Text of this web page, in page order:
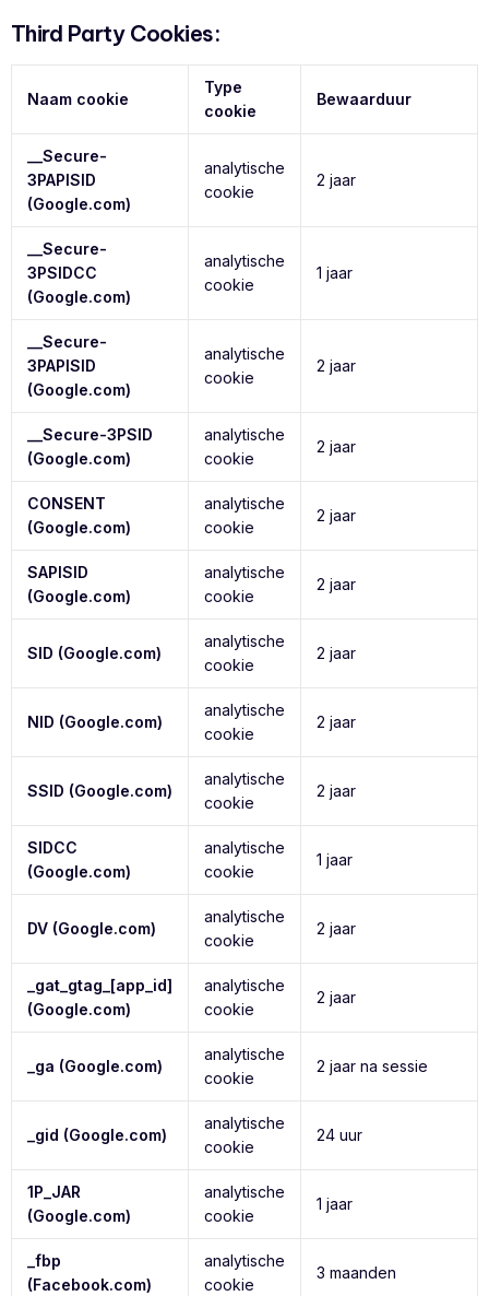
Third Party Cookies:
Naam cookie
Type
cookie
Bewaarduur
__Secure-
3PAPISID
(Google.com)
analytische
cookie
2 jaar
__Secure-
3PSIDCC
(Google.com)
analytische
cookie
1 jaar
__Secure-
3PAPISID
(Google.com)
analytische
cookie
2 jaar
__Secure-3PSID
(Google.com)
analytische
cookie
2 jaar
CONSENT
(Google.com)
analytische
cookie
2 jaar
SAPISID
(Google.com)
analytische
cookie
2 jaar
SID (Google.com)
analytische
cookie
2 jaar
NID (Google.com)
analytische
cookie
2 jaar
SSID (Google.com)
analytische
cookie
2 jaar
SIDCC
(Google.com)
analytische
cookie
1 jaar
DV (Google.com)
analytische
cookie
2 jaar
_gat_gtag_[app_id]
(Google.com)
analytische
cookie
2 jaar
_ga (Google.com)
analytische
cookie
2 jaar na sessie
_gid (Google.com)
analytische
cookie
24 uur
1P_JAR
(Google.com)
analytische
cookie
1 jaar
_fbp
(Facebook.com)
analytische
cookie
3 maanden